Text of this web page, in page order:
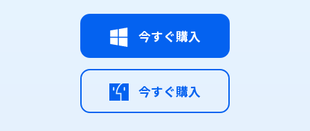
今すぐ購入
今すぐ購入